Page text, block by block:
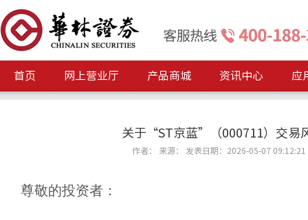
首页 网上营业厅 产品商城 资讯中心 应
关于“ST京蓝”（000711）交易
作者： 来源： 发表日期：2026-05-07 09:12:21
尊敬的投资者：